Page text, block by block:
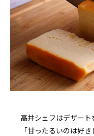
高井シェフはデザート
「甘ったるいのは好